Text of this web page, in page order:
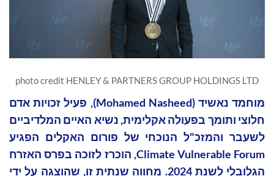
photo credit HENLEY & PARTNERS GROUP HOLDINGS LTD
מוחמד נאשיד (Mohamed Nasheed), פעיל זכויות אדם
חלוצי ותומך בפעולה אקלימית, נשיא האיים המלדיביים
לשעבר והמזכ"ל הנוכחי של פורום האקלים הפגיע
Climate Vulnerable Forum, הוכרז לזוכה בפרס האזרח
הגלובלי לשנת 2024. מחווה שנתית זו, שהוצגה על ידי